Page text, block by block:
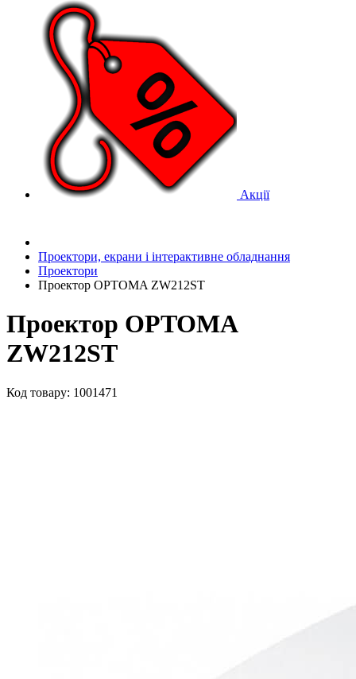
Акції
Проектори, екрани і інтерактивне обладнання
Проектори
Проектор OPTOMA ZW212ST
Проектор OPTOMA
ZW212ST
Код товару: 1001471